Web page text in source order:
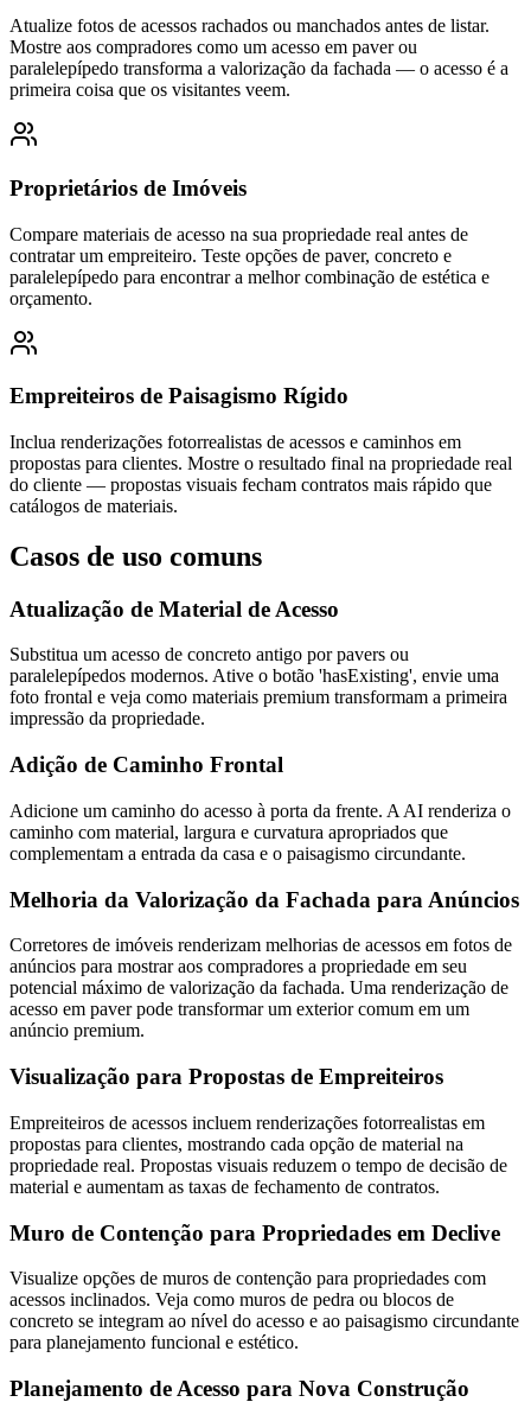
Atualize fotos de acessos rachados ou manchados antes de listar.
Mostre aos compradores como um acesso em paver ou
paralelepípedo transforma a valorização da fachada — o acesso é a
primeira coisa que os visitantes veem.
Proprietários de Imóveis
Compare materiais de acesso na sua propriedade real antes de
contratar um empreiteiro. Teste opções de paver, concreto e
paralelepípedo para encontrar a melhor combinação de estética e
orçamento.
Empreiteiros de Paisagismo Rígido
Inclua renderizações fotorrealistas de acessos e caminhos em
propostas para clientes. Mostre o resultado final na propriedade real
do cliente — propostas visuais fecham contratos mais rápido que
catálogos de materiais.
Casos de uso comuns
Atualização de Material de Acesso
Substitua um acesso de concreto antigo por pavers ou
paralelepípedos modernos. Ative o botão 'hasExisting', envie uma
foto frontal e veja como materiais premium transformam a primeira
impressão da propriedade.
Adição de Caminho Frontal
Adicione um caminho do acesso à porta da frente. A AI renderiza o
caminho com material, largura e curvatura apropriados que
complementam a entrada da casa e o paisagismo circundante.
Melhoria da Valorização da Fachada para Anúncios
Corretores de imóveis renderizam melhorias de acessos em fotos de
anúncios para mostrar aos compradores a propriedade em seu
potencial máximo de valorização da fachada. Uma renderização de
acesso em paver pode transformar um exterior comum em um
anúncio premium.
Visualização para Propostas de Empreiteiros
Empreiteiros de acessos incluem renderizações fotorrealistas em
propostas para clientes, mostrando cada opção de material na
propriedade real. Propostas visuais reduzem o tempo de decisão de
material e aumentam as taxas de fechamento de contratos.
Muro de Contenção para Propriedades em Declive
Visualize opções de muros de contenção para propriedades com
acessos inclinados. Veja como muros de pedra ou blocos de
concreto se integram ao nível do acesso e ao paisagismo circundante
para planejamento funcional e estético.
Planejamento de Acesso para Nova Construção